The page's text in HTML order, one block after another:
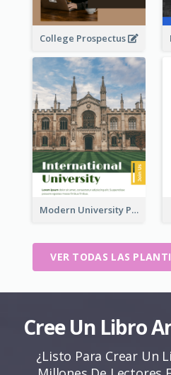
College Prospectus
Modern University Prospectus
VER TODAS LAS
Cree Un Libro
¿Listo Para Crear Un